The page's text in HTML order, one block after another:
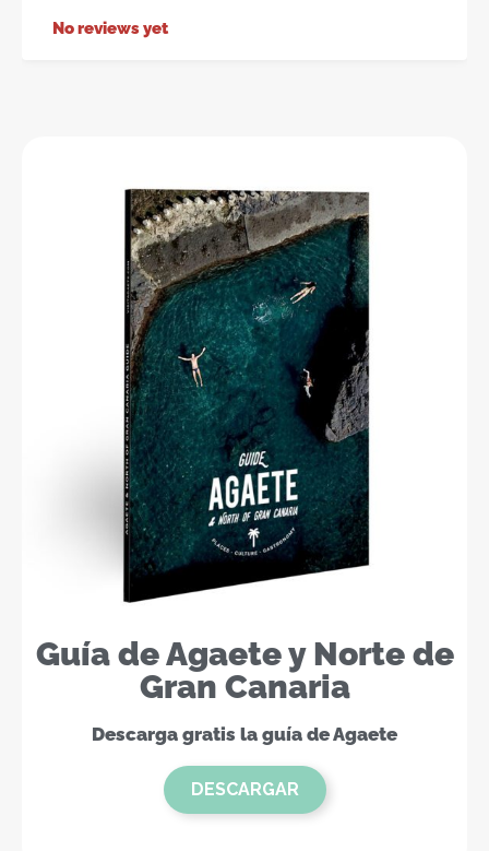
No reviews yet
Guía de Agaete y Norte de
Gran Canaria
Descarga gratis la guía de Agaete
DESCARGAR